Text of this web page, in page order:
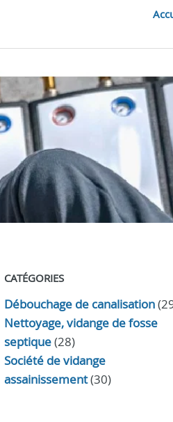
CATÉGORIES
Débouchage de canalisation
Nettoyage, vidange de fosse
septique(28)
Société de vidange
assainissement(30)